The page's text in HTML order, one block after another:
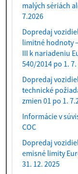
malých sériách
7.2026
Dopredaj
limitné hodnoty
III k nariadeniu
540/2014 po 1. 7.
Dopredaj
technické
zmien 01 po 1.
Informácie v
COC
Dopredaj
emisné limity
31. 12. 2025